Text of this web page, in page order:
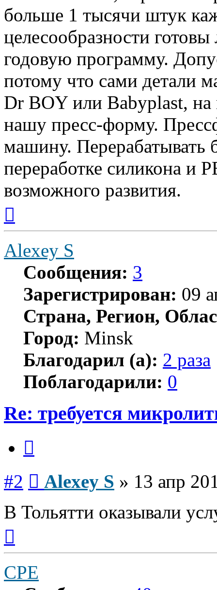
больше 1 тысячи штук
целесообразности
годовую программу.
потому что сами детали
Dr BOY или Babyplast,
нашу пресс-форму.
машину.
переработке силикона и
возможного развития.
началу
Alexey S
Сообщения: 3
Зарегистрирован: 09
Страна, Регион,
Город: Minsk
Благодарил (а): 2 раза
Поблагодарили: 0
Re: требуется
#2 Alexey S » 13 апр
В Тольятти оказывали
началу
CPE